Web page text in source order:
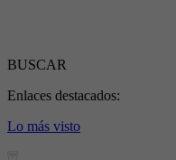
BUSCAR
Enlaces destacados:
Lo más visto